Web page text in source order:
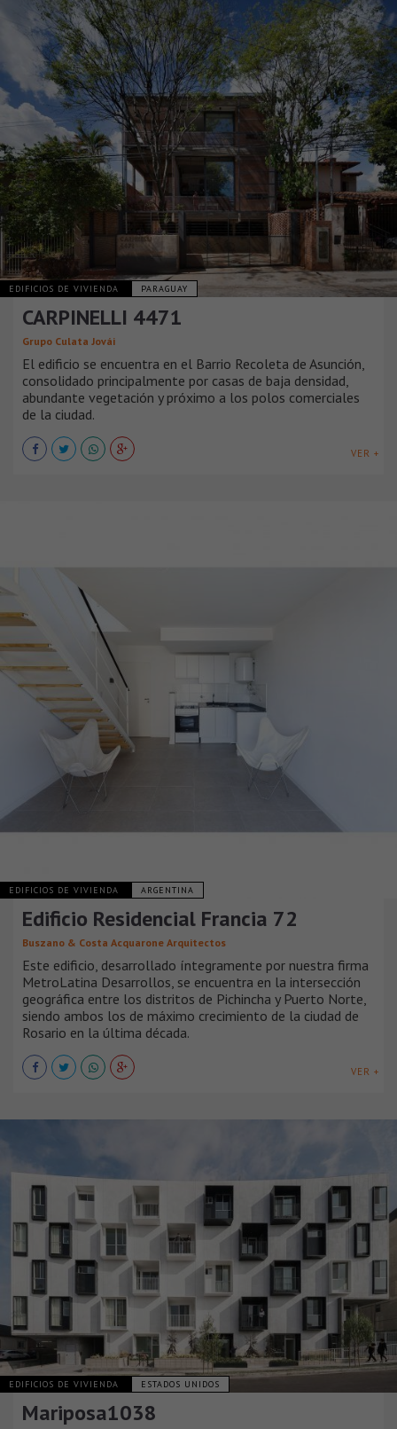
EDIFICIOS DE VIVIENDA PARAGUAY
CARPINELLI 4471
Grupo Culata Jovái
El edificio se encuentra en el Barrio Recoleta de Asunción,
consolidado principalmente por casas de baja densidad,
abundante vegetación y próximo a los polos comerciales
de la ciudad.
VER +
EDIFICIOS DE VIVIENDA ARGENTINA
Edificio Residencial Francia 72
Buszano & Costa Acquarone Arquitectos
Este edificio, desarrollado íntegramente por nuestra firma
MetroLatina Desarrollos, se encuentra en la intersección
geográfica entre los distritos de Pichincha y Puerto Norte,
siendo ambos los de máximo crecimiento de la ciudad de
Rosario en la última década.
VER +
EDIFICIOS DE VIVIENDA ESTADOS UNIDOS
Mariposa1038